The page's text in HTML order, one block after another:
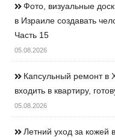
Фото, визуальные
в Израиле создавать
Часть 15
05.08.2026
Капсульный ремонт в
входить в квартиру,
05.08.2026
Летний уход за кожей